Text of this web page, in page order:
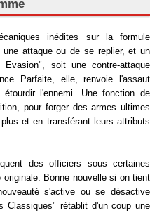
inédites sur la formule
attaque ou de se replier, et un
soit une contre-attaque
Parfaite, elle, renvoie l'assaut
l'ennemi. Une fonction de
pour forger des armes ultimes
et en transférant leurs attributs
des officiers sous certaines
Bonne nouvelle si on tient
s'active ou se désactive
Classiques" rétablit d'un coup une